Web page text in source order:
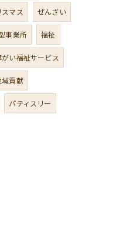
スマス ぜんざい
事業所 福祉
がい福祉サービス
域貢献
パティスリー